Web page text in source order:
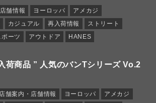
舗情報 ヨーロッパ
アメカジ
カジュアル 再入荷情報
ストリート
ポーツ アウトドア
HANES
荷商品 ” 人気のバンTシリーズ Vo.2
店舗案内・店舗情報 ヨーロッパ
アメカジ